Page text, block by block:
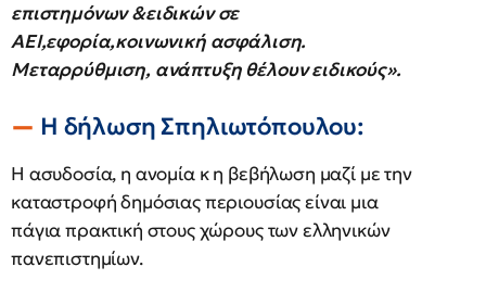
επιστημόνων &ειδικών σε
ΑΕΙ,εφορία,κοινωνική ασφάλιση.
Μεταρρύθμιση, ανάπτυξη θέλουν ειδικούς».
Η δήλωση Σπηλιωτόπουλου:
Η ασυδοσία, η ανομία κ η βεβήλωση μαζί με την
καταστροφή δημόσιας περιουσίας είναι μια
πάγια πρακτική στους χώρους των ελληνικών
πανεπιστημίων.